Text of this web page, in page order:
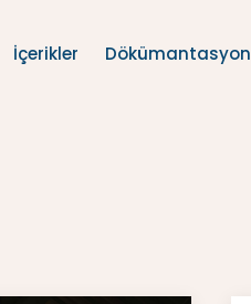
İçerikler Dökümantasyon